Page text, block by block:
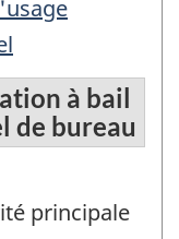
à bail
de bureau
principale